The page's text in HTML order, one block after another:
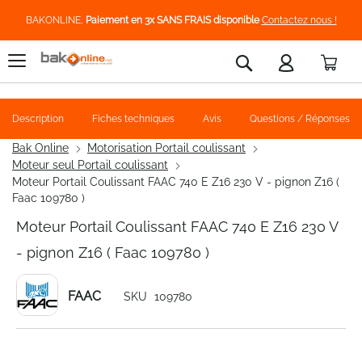
BAKONLINE, Paiement en 3x SANS FRAIS disponible Contactez nous !
Rechercher
Bak Online
Motorisation Portail coulissant
Moteur seul Portail coulissant
Moteur Portail Coulissant FAAC 740 E Z16 230 V - pignon Z16 (
Faac 109780 )
Moteur Portail Coulissant FAAC 740 E Z16 230 V
- pignon Z16 ( Faac 109780 )
FAAC SKU 109780
Description Fiches techniques Avis Questions / Réponses